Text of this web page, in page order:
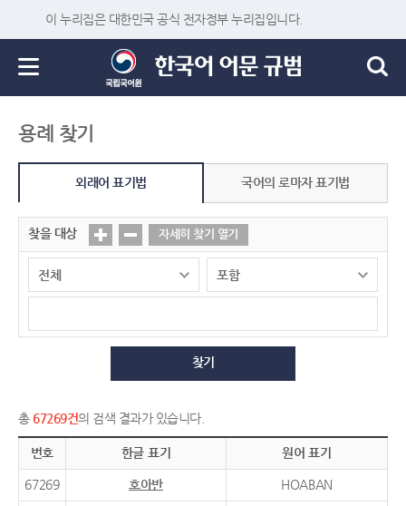
이 누리집은 대한민국 공식 전자정부 누리집입니다.
용례 찾기
외래어 표기법 국어의 로마자 표기법
찾을 대상 자세히 찾기 열기
찾기
총 67269건의 검색 결과가 있습니다.
번호 한글 표기 원어 표기
67269 호아반 HOABAN